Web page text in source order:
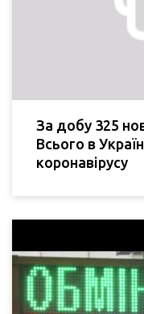
За добу 325
Всього в
коронавірусу